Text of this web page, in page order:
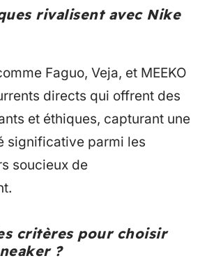
rivalisent avec Nike
Faguo, Veja, et MEEKO
directs qui offrent des
et éthiques, capturant une
significative parmi les
soucieux de
critères pour choisir
?